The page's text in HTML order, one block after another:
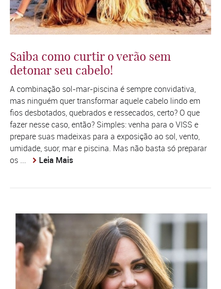
Saiba como curtir o verão sem
detonar seu cabelo!
A combinação sol-mar-piscina é sempre convidativa,
mas ninguém quer transformar aquele cabelo lindo em
fios desbotados, quebrados e ressecados, certo? O que
fazer nesse caso, então? Simples: venha para o VISS e
prepare suas madeixas para a exposição ao sol, vento,
umidade, suor, mar e piscina. Mas não basta só preparar
os ...
Leia Mais